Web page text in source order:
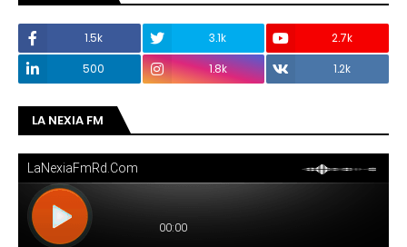
1.5k 3.1k
2.7k
500
1.8k 1.2k
LA NEXIA FM